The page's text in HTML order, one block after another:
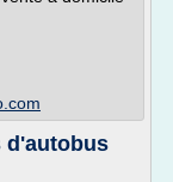
d'autobus